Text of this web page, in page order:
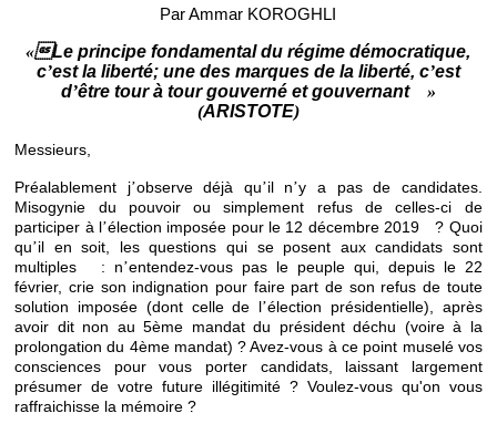
Par Ammar KOROGHLI
« Le principe fondamental du régime démocratique,
c’est la liberté; une des marques de la liberté, c’est
d’être tour à tour gouverné et gouvernant»
(ARISTOTE)
Messieurs,
Préalablement j’observe déjà qu’il n’y a pas de candidates.
Misogynie du pouvoir ou simplement refus de celles-ci de
participer à l’élection imposée pour le 12 décembre 2019 ? Quoi
qu’il en soit, les questions qui se posent aux candidats sont
multiples : n’entendez-vous pas le peuple qui, depuis le 22
février, crie son indignation pour faire part de son refus de toute
solution imposée (dont celle de l’élection présidentielle), après
avoir dit non au 5ème mandat du président déchu (voire à la
prolongation du 4ème mandat) ? Avez-vous à ce point muselé vos
consciences pour vous porter candidats, laissant largement
présumer de votre future illégitimité ? Voulez-vous qu'on vous
raffraichisse la mémoire ?